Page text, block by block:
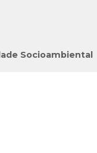
Socioambiental